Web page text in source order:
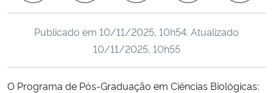
Publicado em 10/11/2025, 10h54. Atualizado
10/11/2025, 10h55
O Programa de Pós-Graduação em Ciências Biológicas: